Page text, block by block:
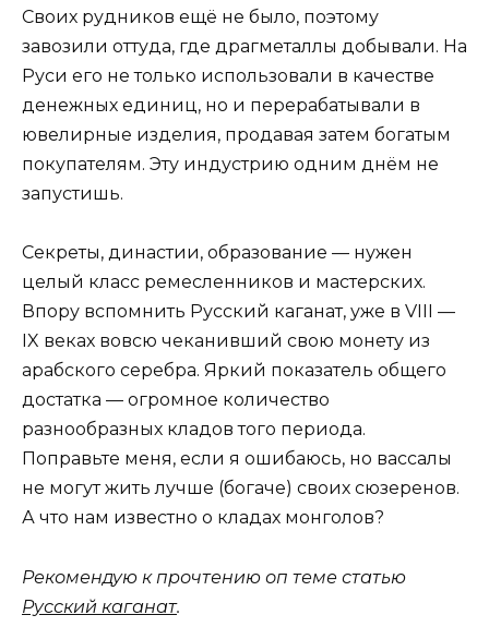
Своих рудников ещё не было, поэтому
завозили оттуда, где драгметаллы добывали. На
Руси его не только использовали в качестве
денежных единиц, но и перерабатывали в
ювелирные изделия, продавая затем богатым
покупателям. Эту индустрию одним днём не
запустишь.
Секреты, династии, образование — нужен
целый класс ремесленников и мастерских.
Впору вспомнить Русский каганат, уже в VIII —
IX веках вовсю чеканивший свою монету из
арабского серебра. Яркий показатель общего
достатка — огромное количество
разнообразных кладов того периода.
Поправьте меня, если я ошибаюсь, но вассалы
не могут жить лучше (богаче) своих сюзеренов.
А что нам известно о кладах монголов?
Рекомендую к прочтению оп теме статью
Русский каганат.